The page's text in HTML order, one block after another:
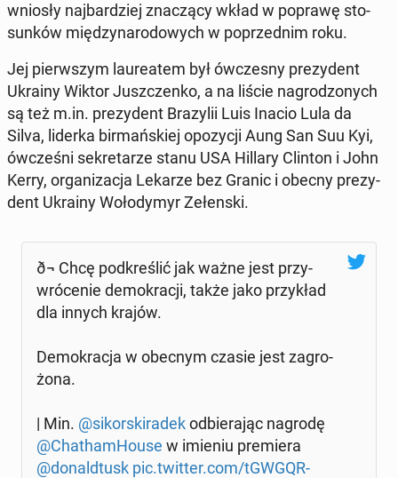
wniosły naj­bar­dziej zna­czą­cy wkład w poprawę sto­
sun­ków mię­dzy­na­ro­do­wych w po­przed­nim roku.
Jej pierw­szym lau­re­atem był ów­cze­sny pre­zy­dent
Ukrainy Wiktor Jusz­czen­ko, a na liście na­gro­dzo­nych
są też m.in. pre­zy­dent Bra­zy­lii Luis Inacio Lula da
Silva, liderka bir­mań­skiej opo­zy­cji Aung San Suu Kyi,
ów­cze­śni se­kre­ta­rze stanu USA Hillary Clinton i John
Kerry, or­ga­ni­za­cja Lekarze bez Granic i obecny pre­zy­
dent Ukrainy Wo­ło­dy­myr Ze­łen­ski.
ð¬ Chcę pod­kre­ślić jak ważne jest przy­
wró­ce­nie de­mo­kra­cji, także jako przy­kład
dla innych krajów.
De­mo­kra­cja w obecnym czasie jest za­gro­
żo­na.
| Min. @si­kor­ski­ra­dekod­bie­ra­jąc nagrodę
@Cha­tham­Ho­use w imieniu pre­mie­ra
@do­nald­tusk pic.twitter.com/tGW­GQR­